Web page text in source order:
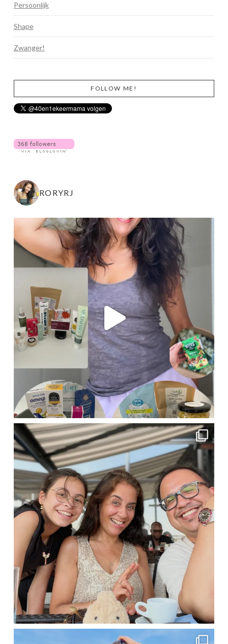
Persoonlijk
Shape
Zwanger!
FOLLOW ME!
RORYRJ